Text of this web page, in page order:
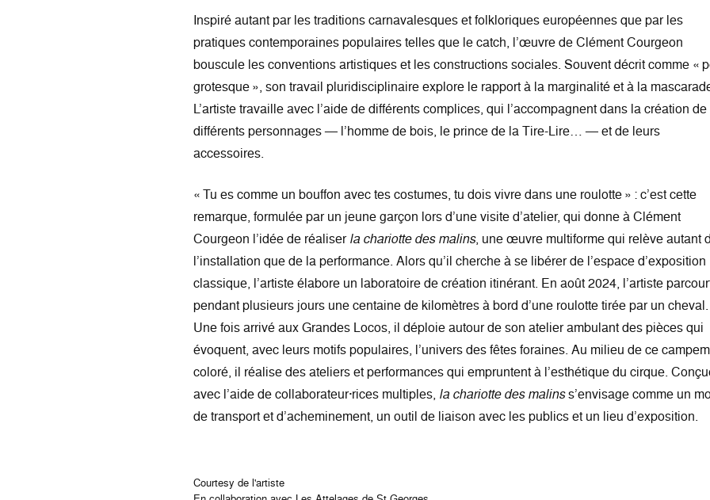
Inspiré autant par les traditions carnavalesques et folkloriques européennes que par les
pratiques contemporaines populaires telles que le catch, l’œuvre de Clément Courgeon
bouscule les conventions artistiques et les constructions sociales. Souvent décrit comme «
grotesque », son travail pluridisciplinaire explore le rapport à la marginalité et à la
L’artiste travaille avec l’aide de différents complices, qui l’accompagnent dans la création
différents personnages — l’homme de bois, le prince de la Tire-Lire… — et de leurs
accessoires.
« Tu es comme un bouffon avec tes costumes, tu dois vivre dans une roulotte » : c’est cette
remarque, formulée par un jeune garçon lors d’une visite d’atelier, qui donne à Clément
Courgeon l’idée de réaliserla chariotte des malins, une œuvre multiforme qui relève autant
l’installation que de la performance. Alors qu’il cherche à se libérer de l’espace d’exposition
classique, l’artiste élabore un laboratoire de création itinérant. En août 2024, l’artiste
pendant plusieurs jours une centaine de kilomètres à bord d’une roulotte tirée par un cheval.
Une fois arrivé aux Grandes Locos, il déploie autour de son atelier ambulant des pièces qui
évoquent, avec leurs motifs populaires, l’univers des fêtes foraines. Au milieu de ce
coloré, il réalise des ateliers et performances qui empruntent à l’esthétique du cirque.
avec l’aide de collaborateur·rices multiples, la chariotte des malinss’envisage comme un
de transport et d’acheminement, un outil de liaison avec les publics et un lieu d’exposition.
Courtesy de l'artiste